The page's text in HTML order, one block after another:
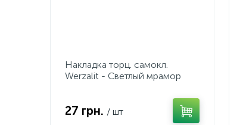
Накладка торц. самокл.
Werzalit - Светлый мрамор
27 грн. / шт